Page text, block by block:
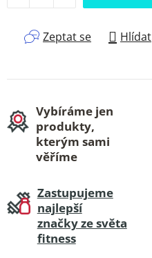
Zeptat se Hlídat
Vybíráme jen
produkty,
kterým sami
věříme
Zastupujeme
najlepší
značky ze světa
fitness